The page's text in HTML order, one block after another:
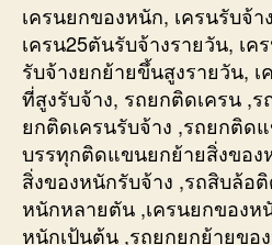
เครนยกของหนัก, เครนรับจ้า
เครน25ตันรับจ้างรายวัน, เค
รับจ้างยกย้ายขึ้นสูงรายวัน,
ที่สูงรับจ้าง, รถยกติดเครน ,
ยกติดเครนรับจ้าง ,รถยกติด
บรรทุกติดแขนยกย้ายสิ่งของ
สิ่งของหนักรับจ้าง ,รถสิบล้อ
หนักหลายตัน ,เครนยกของห
หนักเป้นต้น ,รถยกยกย้ายขอ